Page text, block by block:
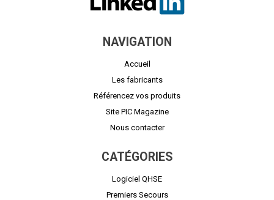
NAVIGATION
Accueil
Les fabricants
Référencez vos produits
Site PIC Magazine
Nous contacter
CATÉGORIES
Logiciel QHSE
Premiers Secours